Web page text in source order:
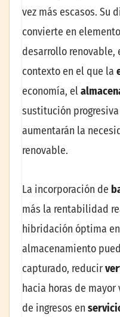
vez más escasos.
convierte en
desarrollo renovable,
contexto en el que la
economía, el
sustitución
aumentarán la
renovable.
La incorporación de
más la rentabilidad
hibridación óptima
almacenamiento
capturado, reducir
hacia horas de
de ingresos en